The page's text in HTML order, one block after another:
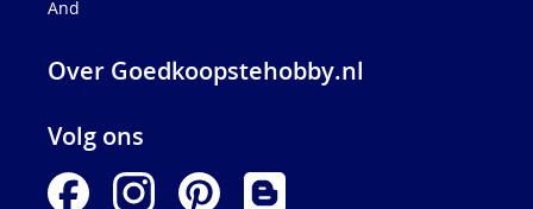
And
Over Goedkoopstehobby.nl
Volg ons